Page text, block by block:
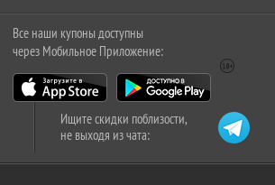
Все наши купоны доступны
через Мобильное Приложение:
Ищите скидки поблизости,
не выходя из чата: